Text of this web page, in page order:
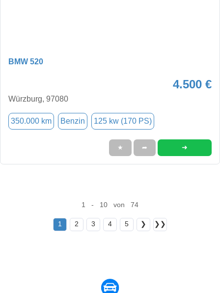
BMW 520
4.500 €
Würzburg, 97080
350.000 km Benzin 125 kw (170 PS)
★ ➦ ➜
1 - 10 von 74
1 2 3 4 5 ❯ ❯❯